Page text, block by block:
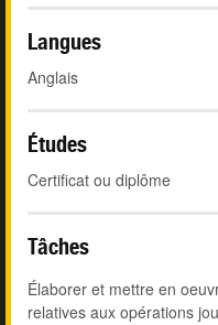
Langues
Anglais
Études
Certificat ou diplôme
Tâches
Élaborer et mettre en
relatives aux opérations